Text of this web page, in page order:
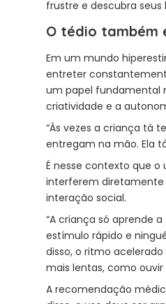
frustre e descubra
O tédio também
Em um mundo
entreter
um papel fundamental
criatividade e a
“Às vezes a criança tá
entregam na mão. Ela
É nesse contexto que
interferem diretamente
interação social.
“A criança só aprende
estímulo rápido e
disso, o ritmo
mais lentas, como
A recomendação